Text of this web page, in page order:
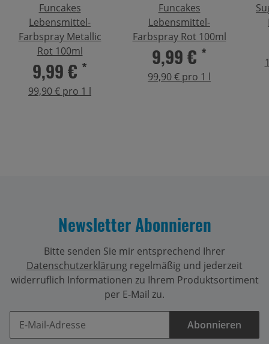
Funcakes
Lebensmittel-
Farbspray Metallic
Rot 100ml
9,99 € *
99,90 € pro 1 l
Funcakes
Lebensmittel-
Farbspray Rot 100ml
9,99 € *
99,90 € pro 1 l
Newsletter Abonnieren
Bitte senden Sie mir entsprechend Ihrer
Datenschutzerklärung regelmäßig und jederzeit
widerruflich Informationen zu Ihrem Produktsortiment
per E-Mail zu.
Abonnieren